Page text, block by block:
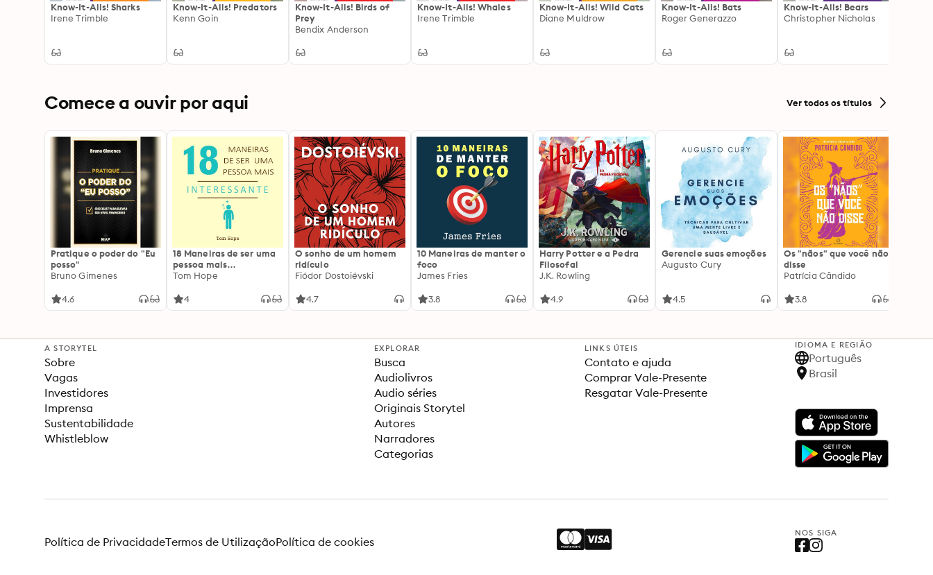
Know-It-Alls! Sharks
Irene Trimble
Know-It-Alls! Predators
Kenn Goin
Know-It-Alls! Birds of
Prey
Bendix Anderson
Know-It-Alls! Whales
Irene Trimble
Know-It-Alls! Wild Cats
Diane Muldrow
Know-It-Alls! Bats
Roger Generazzo
Know-It-Alls! Bears
Christopher Nicholas
Comece a ouvir por aqui Ver todos os títulos
Pratique o poder do "Eu
posso"
Bruno Gimenes
4.6
18 Maneiras de ser uma
pessoa mais
interessante
Tom Hope
4
O sonho de um homem
ridículo
Fiódor Dostoiévski
4.7
10 Maneiras de manter o
foco
James Fries
3.8
Harry Potter e a Pedra
Filosofal
J.K. Rowling
4.9
Gerencie suas emoções
Augusto Cury
4.5
Os "nãos" que você não
disse
Patrícia Cândido
3.8
A STORYTEL
Sobre
Vagas
Investidores
Imprensa
Sustentabilidade
Whistleblow
EXPLORAR
Busca
Audiolivros
Audio séries
Originais Storytel
Autores
Narradores
Categorias
LINKS ÚTEIS
Contato e ajuda
Comprar Vale-Presente
Resgatar Vale-Presente
IDIOMA E REGIÃO
Português
Brasil
NOS SIGA
Política de PrivacidadeTermos de UtilizaçãoPolítica de cookies